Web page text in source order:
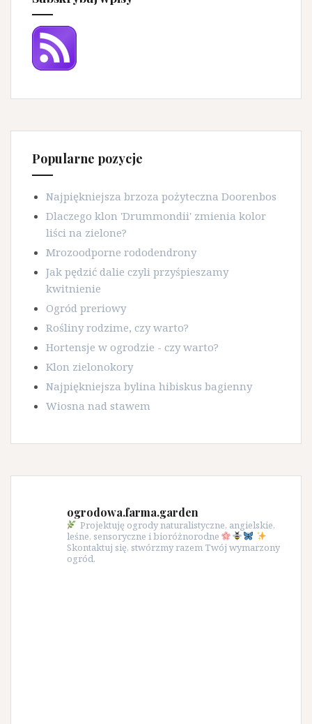
Popularne pozycje
Najpiękniejsza brzoza pożyteczna Doorenbos
Dlaczego klon 'Drummondii' zmienia kolor
liści na zielone?
Mrozoodporne rododendrony
Jak pędzić dalie czyli przyśpieszamy
kwitnienie
Ogród preriowy
Rośliny rodzime, czy warto?
Hortensje w ogrodzie - czy warto?
Klon zielonokory
Najpiękniejsza bylina hibiskus bagienny
Wiosna nad stawem
ogrodowa.farma.garden
Projektuję ogrody naturalistyczne, angielskie,
leśne, sensoryczne i bioróżnorodne
Skontaktuj się, stwórzmy razem Twój wymarzony
ogród.